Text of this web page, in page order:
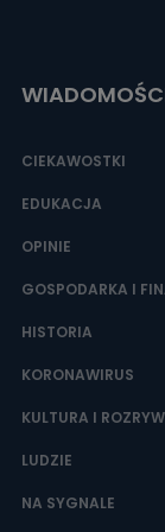
Jakie
źródeł
adres
Jak
CIEKAWOSTKI
EDUKACJA
OPINIE
GOSPODARKA I
HISTORIA
KORONAWIRUS
KULTURA I
LUDZIE
NA SYGNALE